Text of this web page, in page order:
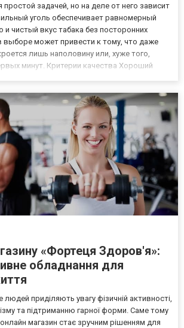
простой задачей, но на деле от него зависит
уголь обеспечивает равномерный
чистый вкус табака без посторонних
выборе может привести к тому, что даже
лишь наполовину или, хуже того,
минут. Критерии качества Хороший
«Фортеця Здоров'я»:
обладнання для
людей приділяють увагу фізичній активності,
та підтриманню гарної форми. Саме тому
магазин стає зручним рішенням для